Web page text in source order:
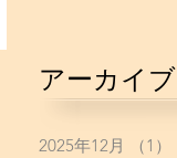
アーカイブ
2025年12月 （1）